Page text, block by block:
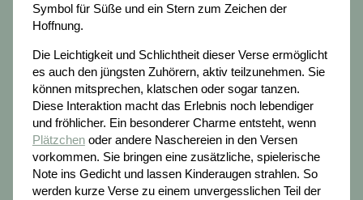
Symbol für Süße und ein Stern zum Zeichen der
Hoffnung.
Die Leichtigkeit und Schlichtheit dieser Verse ermöglicht
es auch den jüngsten Zuhörern, aktiv teilzunehmen. Sie
können mitsprechen, klatschen oder sogar tanzen.
Diese Interaktion macht das Erlebnis noch lebendiger
und fröhlicher. Ein besonderer Charme entsteht, wenn
Plätzchenoder andere Naschereien in den Versen
vorkommen. Sie bringen eine zusätzliche, spielerische
Note ins Gedicht und lassen Kinderaugen strahlen. So
werden kurze Verse zu einem unvergesslichen Teil der